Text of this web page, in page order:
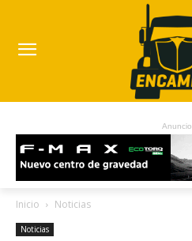
Anuncio
Inicio Noticias
Noticias